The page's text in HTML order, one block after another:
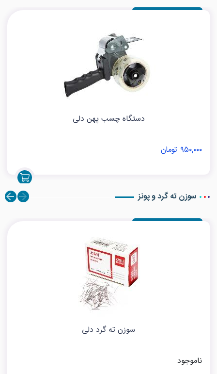
دستگاه چسب پهن دلی
۹۵۰,۰۰۰ تومان
سوزن ته گرد و پونز
سوزن ته گرد دلی
ناموجود